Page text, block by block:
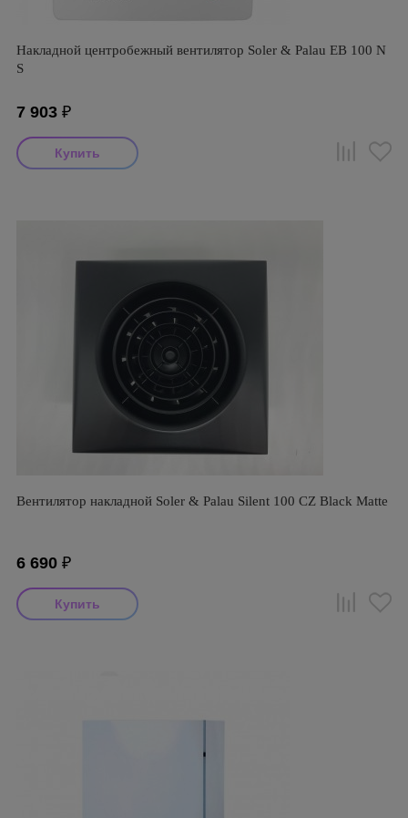
Накладной центробежный вентилятор Soler & Palau EB 100 N
S
7 903 ₽
Вентилятор накладной Soler & Palau Silent 100 CZ Black Matte
6 690 ₽